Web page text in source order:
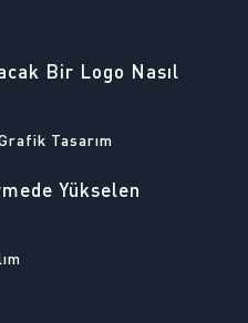
Bir Logo Nasıl
Tasarım
Yükselen